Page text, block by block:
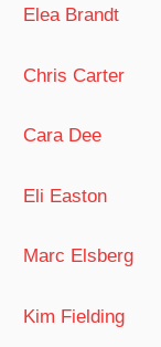
Elea Brandt
Chris Carter
Cara Dee
Eli Easton
Marc Elsberg
Kim Fielding